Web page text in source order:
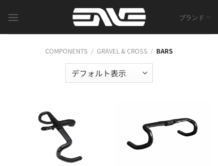
ブランド
COMPONENTS / GRAVEL & CROSS / BARS